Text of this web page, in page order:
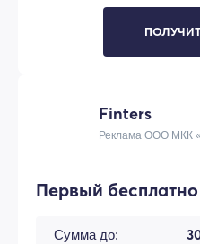
Finters
Реклама ООО МКК
Первый бесплатно
Сумма до: